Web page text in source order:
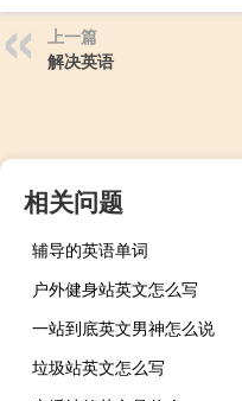
上一篇
解决英语
相关问题
辅导的英语单词
户外健身站英文怎么写
一站到底英文男神怎么说
垃圾站英文怎么写